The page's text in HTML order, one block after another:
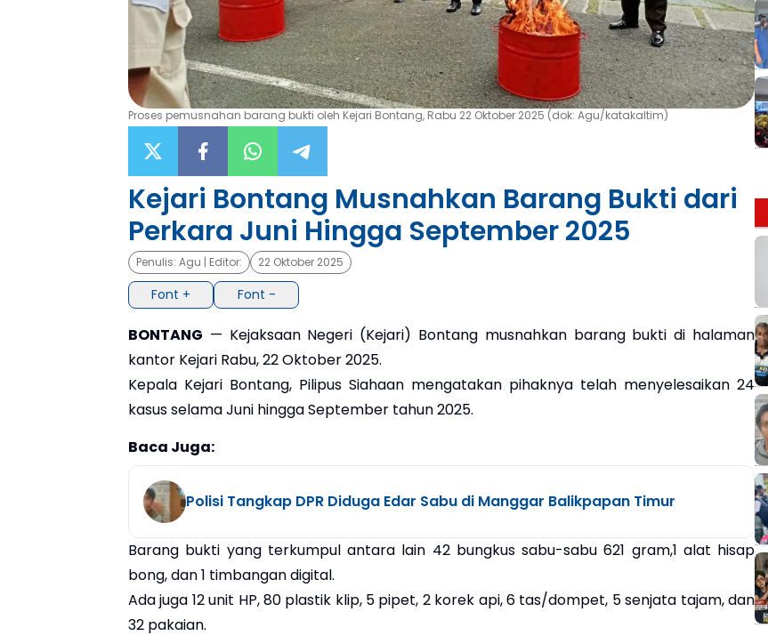
Proses pemusnahan barang bukti oleh Kejari Bontang, Rabu 22 Oktober 2025 (dok: Agu/katakaltim)
Kejari Bontang Musnahkan Barang Bukti dari
Perkara Juni Hingga September 2025
Penulis: Agu | Editor: 22 Oktober 2025
Font + Font -
BONTANG — Kejaksaan Negeri (Kejari) Bontang musnahkan barang bukti di halaman
kantor Kejari Rabu, 22 Oktober 2025.
Kepala Kejari Bontang, Pilipus Siahaan mengatakan pihaknya telah menyelesaikan 24
kasus selama Juni hingga September tahun 2025.
Baca Juga:
Polisi Tangkap DPR Diduga Edar Sabu di Manggar Balikpapan Timur
Barang bukti yang terkumpul antara lain 42 bungkus sabu-sabu 621 gram,1 alat hisap
bong, dan 1 timbangan digital.
Ada juga 12 unit HP, 80 plastik klip, 5 pipet, 2 korek api, 6 tas/dompet, 5 senjata tajam, dan
32 pakaian.